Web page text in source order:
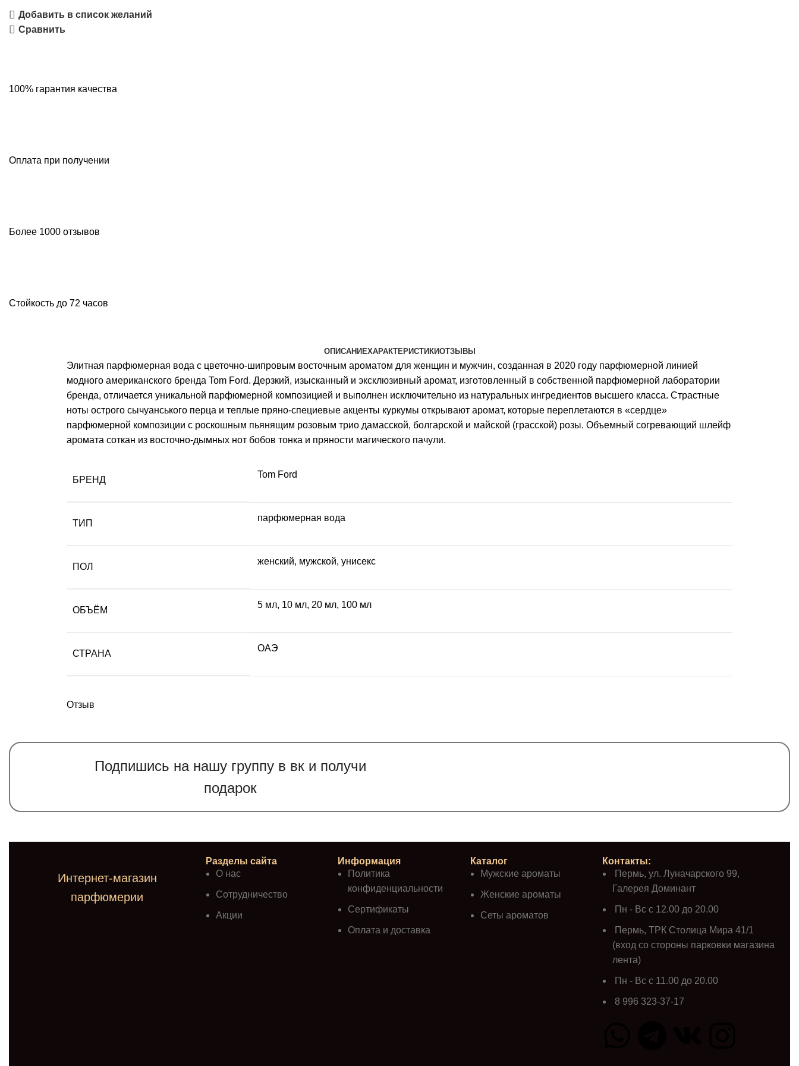
Добавить в список желаний
Сравнить
100% гарантия качества
Оплата при получении
Более 1000 отзывов
Стойкость до 72 часов
ОПИСАНИЕХАРАКТЕРИСТИКИОТЗЫВЫ
Элитная парфюмерная вода с цветочно-шипровым восточным ароматом для женщин и мужчин, созданная в 2020 году парфюмерной линией
модного американского бренда Tom Ford. Дерзкий, изысканный и эксклюзивный аромат, изготовленный в собственной парфюмерной лаборатории
бренда, отличается уникальной парфюмерной композицией и выполнен исключительно из натуральных ингредиентов высшего класса. Страстные
ноты острого сычуанського перца и теплые пряно-специевые акценты куркумы открывают аромат, которые переплетаются в «сердце»
парфюмерной композиции с роскошным пьянящим розовым трио дамасской, болгарской и майской (грасской) розы. Объемный согревающий шлейф
аромата соткан из восточно-дымных нот бобов тонка и пряности магического пачули.
БРЕНД
Tom Ford
ТИП
парфюмерная вода
ПОЛ
женский, мужской, унисекс
ОБЪЁМ
5 мл, 10 мл, 20 мл, 100 мл
СТРАНА
ОАЭ
Отзыв
Подпишись на нашу группу в вк и получи
подарок
Интернет-магазин
парфюмерии
Разделы сайта
О нас
Сотрудничество
Акции
Информация
Политика
конфиденциальности
Сертификаты
Оплата и доставка
Каталог
Мужские ароматы
Женские ароматы
Сеты ароматов
Контакты:
Пермь, ул. Луначарского 99,
Галерея Доминант
Пн - Вс с 12.00 до 20.00
Пермь, ТРК Столица Мира 41/1
(вход со стороны парковки магазина
лента)
Пн - Вс с 11.00 до 20.00
8 996 323-37-17